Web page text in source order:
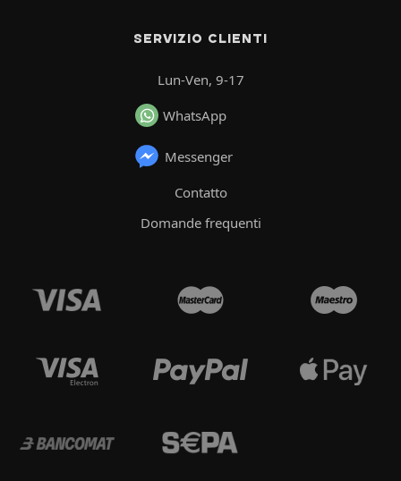
SERVIZIO CLIENTI
Lun-Ven, 9-17
WhatsApp
Messenger
Contatto
Domande frequenti